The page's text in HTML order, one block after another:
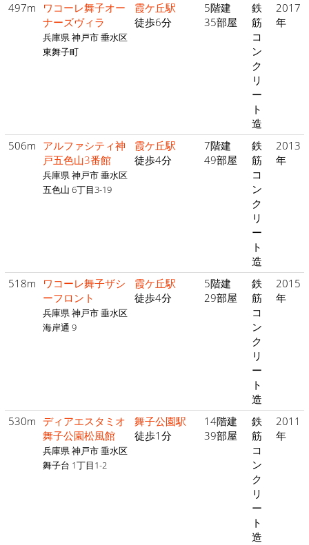
497m
ワコーレ舞子オー
ナーズヴィラ
兵庫県 神戸市 垂水区
東舞子町
霞ケ丘駅
徒歩6分
5階建
35部屋
鉄
筋
コ
ン
ク
リ
ー
ト
造
2017
年
506m アルファシティ神
戸五色山3番館
兵庫県 神戸市 垂水区
五色山 6丁目3-19
霞ケ丘駅
徒歩4分
7階建
49部屋
鉄
筋
コ
ン
ク
リ
ー
ト
造
2013
年
518m
ワコーレ舞子ザシ
ーフロント
兵庫県 神戸市 垂水区
海岸通 9
霞ケ丘駅
徒歩4分
5階建
29部屋
鉄
筋
コ
ン
ク
リ
ー
ト
造
2015
年
530m ディアエスタミオ
舞子公園松風館
兵庫県 神戸市 垂水区
舞子台 1丁目1-2
舞子公園駅
徒歩1分
14階建
39部屋
鉄
筋
コ
ン
ク
リ
ー
ト
造
2011
年